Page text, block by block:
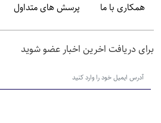
همکاری با ما پرسش های متداول
برای دریافت اخرین اخبار عضو شوید